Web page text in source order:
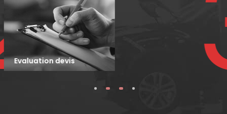
Prêt d'une
voiture si besoin
1 2 3 4